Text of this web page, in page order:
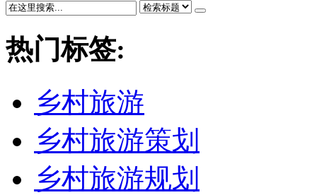
热门标签:
乡村旅游
乡村旅游策划
乡村旅游规划